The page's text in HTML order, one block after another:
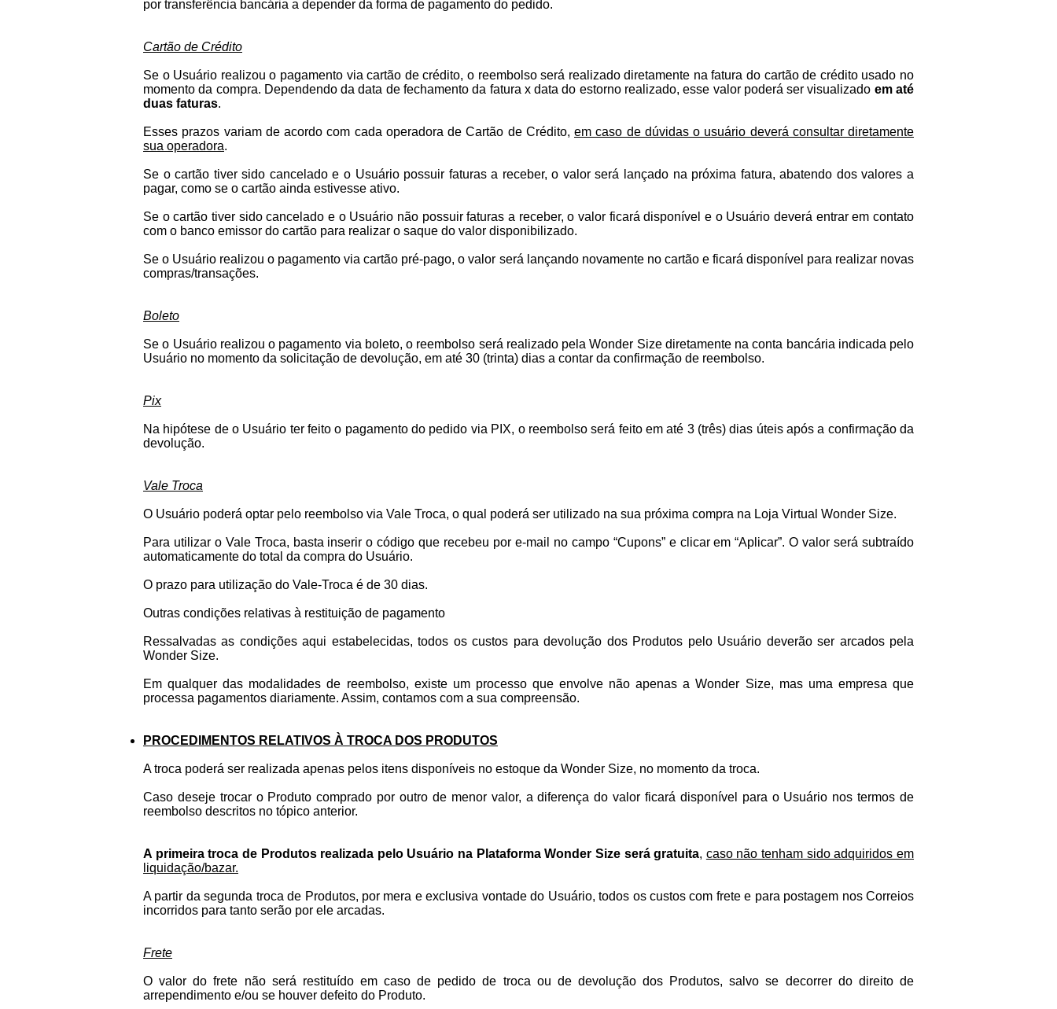
por transferência bancária a depender da forma de pagamento do pedido.
Cartão de Crédito
Se o Usuário realizou o pagamento via cartão de crédito, o reembolso será realizado diretamente na fatura do cartão de crédito usado no
momento da compra. Dependendo da data de fechamento da fatura x data do estorno realizado, esse valor poderá ser visualizado em até
duas faturas.
Esses prazos variam de acordo com cada operadora de Cartão de Crédito, em caso de dúvidas o usuário deverá consultar diretamente
sua operadora.
Se o cartão tiver sido cancelado e o Usuário possuir faturas a receber, o valor será lançado na próxima fatura, abatendo dos valores a
pagar, como se o cartão ainda estivesse ativo.
Se o cartão tiver sido cancelado e o Usuário não possuir faturas a receber, o valor ficará disponível e o Usuário deverá entrar em contato
com o banco emissor do cartão para realizar o saque do valor disponibilizado.
Se o Usuário realizou o pagamento via cartão pré-pago, o valor será lançando novamente no cartão e ficará disponível para realizar novas
compras/transações.
Boleto
Se o Usuário realizou o pagamento via boleto, o reembolso será realizado pela Wonder Size diretamente na conta bancária indicada pelo
Usuário no momento da solicitação de devolução, em até 30 (trinta) dias a contar da confirmação de reembolso.
Pix
Na hipótese de o Usuário ter feito o pagamento do pedido via PIX, o reembolso será feito em até 3 (três) dias úteis após a confirmação da
devolução.
Vale Troca
O Usuário poderá optar pelo reembolso via Vale Troca, o qual poderá ser utilizado na sua próxima compra na Loja Virtual Wonder Size.
Para utilizar o Vale Troca, basta inserir o código que recebeu por e-mail no campo “Cupons” e clicar em “Aplicar”. O valor será subtraído
automaticamente do total da compra do Usuário.
O prazo para utilização do Vale-Troca é de 30 dias.
Outras condições relativas à restituição de pagamento
Ressalvadas as condições aqui estabelecidas, todos os custos para devolução dos Produtos pelo Usuário deverão ser arcados pela
Wonder Size.
Em qualquer das modalidades de reembolso, existe um processo que envolve não apenas a Wonder Size, mas uma empresa que
processa pagamentos diariamente. Assim, contamos com a sua compreensão.
PROCEDIMENTOS RELATIVOS À TROCA DOS PRODUTOS
A troca poderá ser realizada apenas pelos itens disponíveis no estoque da Wonder Size, no momento da troca.
Caso deseje trocar o Produto comprado por outro de menor valor, a diferença do valor ficará disponível para o Usuário nos termos de
reembolso descritos no tópico anterior.
A primeira troca de Produtos realizada pelo Usuário na Plataforma Wonder Size será gratuita, caso não tenham sido adquiridos em
liquidação/bazar.
A partir da segunda troca de Produtos, por mera e exclusiva vontade do Usuário, todos os custos com frete e para postagem nos Correios
incorridos para tanto serão por ele arcadas.
Frete
O valor do frete não será restituído em caso de pedido de troca ou de devolução dos Produtos, salvo se decorrer do direito de
arrependimento e/ou se houver defeito do Produto.